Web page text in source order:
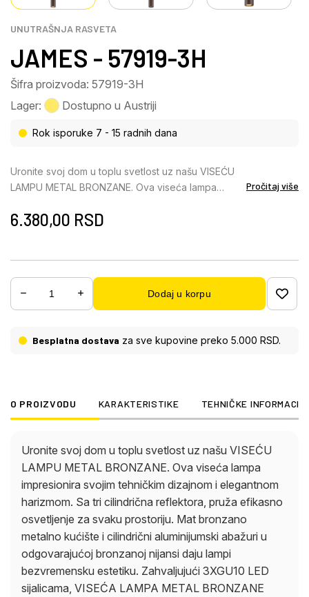
UNUTRAŠNJA RASVETA
JAMES - 57919-3H
Šifra proizvoda: 57919-3H
Lager:
Dostupno u Austriji
Rok isporuke 7 - 15 radnih dana
Uronite svoj dom u toplu svetlost uz našu VISEĆU
LAMPU METAL BRONZANE. Ova viseća lampa
elegantnom harizmom. Sa tri cilindrična reflektora,
lampi bezvremensku estetiku. Zahvaljujući 3XGU10
LED sijalicama, VISEĆA LAMPA METAL BRONZANE
pruža jako svetlo i prijatnu atmosferu. Sa prečnikom
vaš enterijer i biće atrakcija u svakoj prostoriji.
Pročitaj više
6.380,00 RSD
Dodaj u korpu
Besplatna dostava za sve kupovine preko 5.000 RSD.
O PROIZVODU KARAKTERISTIKE TEHNIČKE
Uronite svoj dom u toplu svetlost uz našu VISEĆU
LAMPU METAL BRONZANE. Ova viseća lampa
impresionira svojim tehničkim dizajnom i elegantnom
harizmom. Sa tri cilindrična reflektora, pruža efikasno
osvetljenje za svaku prostoriju. Mat bronzano
metalno kućište i cilindrični aluminijumski abažuri u
odgovarajućoj bronzanoj nijansi daju lampi
bezvremensku estetiku. Zahvaljujući 3XGU10 LED
sijalicama, VISEĆA LAMPA METAL BRONZANE